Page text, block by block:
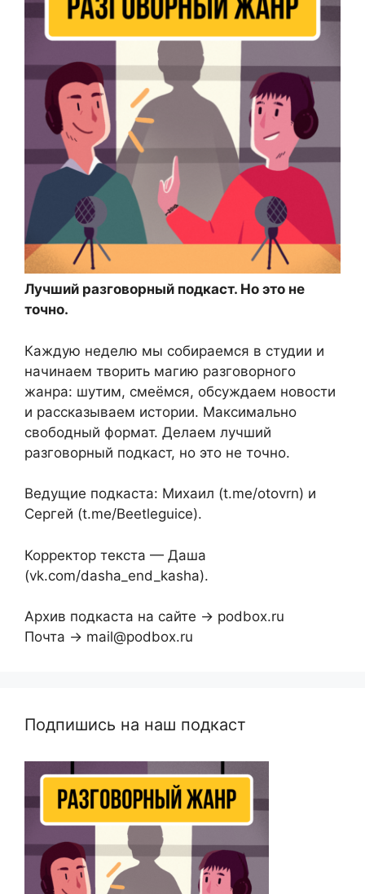
Лучший разговорный подкаст. Но это не
точно.
Каждую неделю мы собираемся в студии и
начинаем творить магию разговорного
жанра: шутим, смеёмся, обсуждаем новости
и рассказываем истории. Максимально
свободный формат. Делаем лучший
разговорный подкаст, но это не точно.
Ведущие подкаста: Михаил (t.me/otovrn) и
Сергей (t.me/Beetleguice).
Корректор текста — Даша
(vk.com/dasha_end_kasha).
Архив подкаста на сайте → podbox.ru
Почта → mail@podbox.ru
Подпишись на наш подкаст